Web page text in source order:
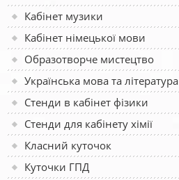
Кабінет музики
Кабінет німецької мови
Образотворче мистецтво
Українська мова та література
Стенди в кабінет фізики
Стенди для кабінету хімії
Класний куточок
Куточки ГПД